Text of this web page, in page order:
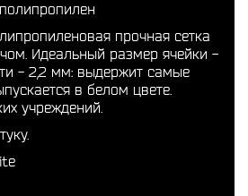
прочная сетка
Идеальный размер ячейки -
- 2,2 мм: выдержит самые
в белом цвете.
учреждений.